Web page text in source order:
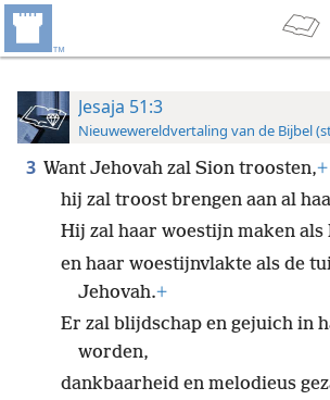
Jesaja 51:3
Nieuwewereldvertaling van de Bijbel
3 Want Jehovah zal Sion troosten,+
hij zal troost brengen aan al
Hij zal haar woestijn maken als
en haar woestijnvlakte als de
Jehovah.+
Er zal blijdschap en gejuich in
worden,
dankbaarheid en melodieus